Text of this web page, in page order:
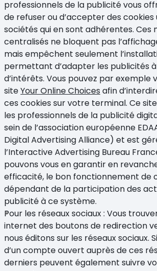
professionnels de la publicité vous
de refuser ou d’accepter des cookies
sociétés qui en sont adhérentes. Ces
centralisés ne bloquent pas
mais empêchent seulement
permettant d’adapter les publicités
d’intérêts. Vous pouvez par exemple
siteYour Online Choices afin
ces cookies sur votre terminal. Ce
les professionnels de la publicité
sein de l’association européenne
Digital Advertising Alliance) et est
l’Interactive Advertising Bureau
pouvons vous en garantir en
efficacité, le bon fonctionnement de
dépendant de la participation des
publicité à ce système.
Pour les réseaux sociaux : Vous
internet des boutons de redirection
nous éditons sur les réseaux sociaux.
d’un compte ouvert auprès de ces
derniers peuvent également suivre